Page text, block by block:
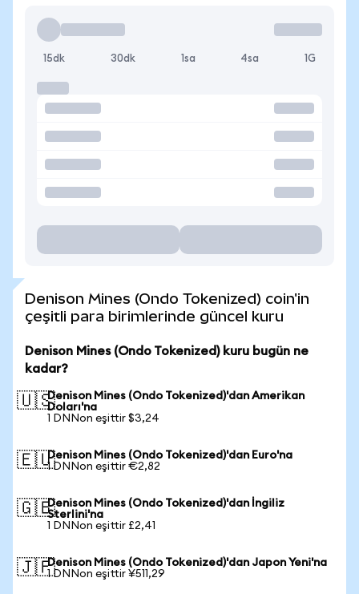
15dk 30dk 1sa 4sa 1G
Denison Mines (Ondo Tokenized) coin'in
çeşitli para birimlerinde güncel kuru
Denison Mines (Ondo Tokenized) kuru bugün ne
kadar?
🇺🇸Denison Mines (Ondo Tokenized)'dan Amerikan
Doları'na
1 DNNon eşittir $3,24
🇪🇺Denison Mines (Ondo Tokenized)'dan Euro'na
1 DNNon eşittir €2,82
🇬🇧Denison Mines (Ondo Tokenized)'dan İngiliz
Sterlini'na
1 DNNon eşittir £2,41
🇯🇵Denison Mines (Ondo Tokenized)'dan Japon Yeni'na
1 DNNon eşittir ¥511,29